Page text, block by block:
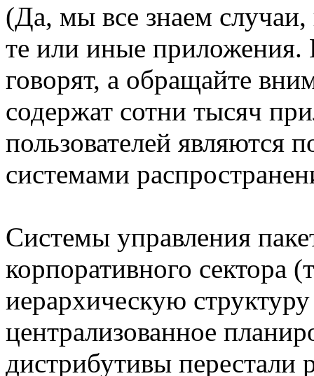
(Да, мы все знаем
те или иные приложения.
говорят, а обращайте
содержат сотни тысяч
пользователей являются
системами
Системы управления
корпоративного сектора
иерархическую
централизованное
дистрибутивы перестали